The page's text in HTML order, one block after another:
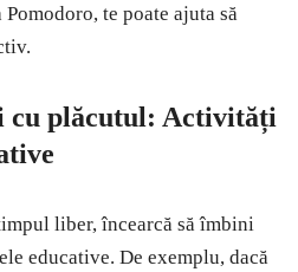
te poate ajuta să
plăcutul: Activități
liber, încearcă să îmbini
educative. De exemplu, dacă